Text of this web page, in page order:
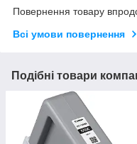
Повернення товару
Всі умови повернення
Подібні товари